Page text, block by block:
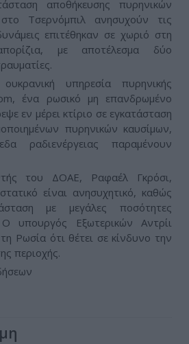
αποθήκευσης πυρηνικών
Τσερνόμπιλ ανησυχούν τις
επιτέθηκαν σε χωριό στη
με αποτέλεσμα δύο
υπηρεσία πυρηνικής
ένα ρωσικό μη επανδρωμένο
εν μέρει κτίριο σε εγκατάσταση
πυρηνικών καυσίμων,
ραδιενέργειας παραμένουν
του ΔΟΑΕ, Ραφαέλ Γκρόσι,
είναι ανησυχητικό, καθώς
με μεγάλες ποσότητες
υπουργός Εξωτερικών Αντρίι
Ρωσία ότι θέτει σε κίνδυνο την
περιοχής.